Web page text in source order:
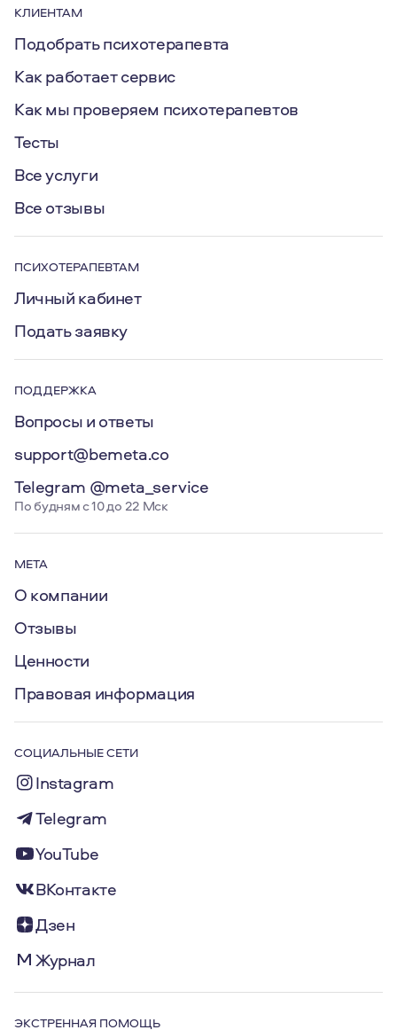
КЛИЕНТАМ
Подобрать психотерапевта
Как работает сервис
Как мы проверяем психотерапевтов
Тесты
Все услуги
Все отзывы
ПСИХОТЕРАПЕВТАМ
Личный кабинет
Подать заявку
ПОДДЕРЖКА
Вопросы и ответы
support@bemeta.co
Telegram @meta_service
По будням с 10 до 22 Мск
МЕТА
О компании
Отзывы
Ценности
Правовая информация
СОЦИАЛЬНЫЕ СЕТИ
Instagram
Telegram
YouTube
ВКонтакте
Дзен
Журнал
ЭКСТРЕННАЯ ПОМОЩЬ